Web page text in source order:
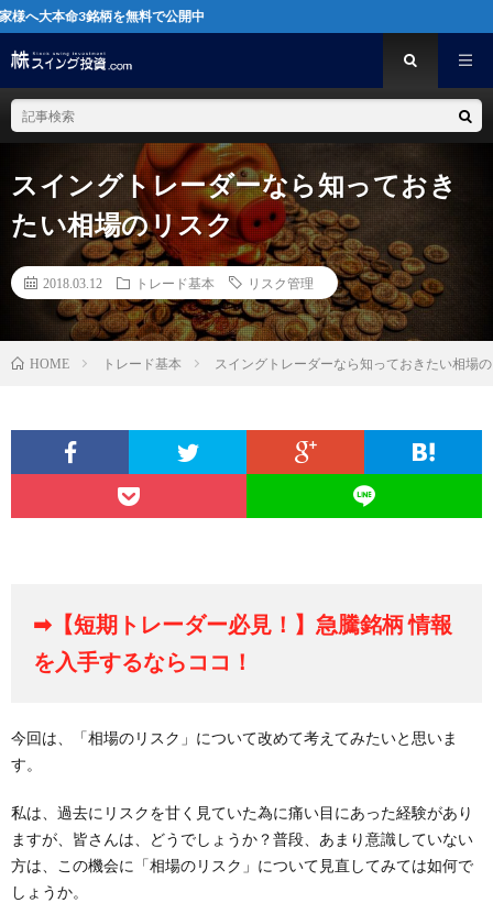
柄を無料で公開中
スイングトレーダーなら知っておき
たい相場のリスク
2018.03.12 トレード基本 リスク管理
HOME トレード基本 スイングトレーダーなら知っておきたい相場
➡【短期トレーダー必見！】急騰銘柄 情報
を入手するならココ！
今回は、「相場のリスク」について改めて考えてみたいと思いま
す。
私は、過去にリスクを甘く見ていた為に痛い目にあった経験があり
ますが、皆さんは、どうでしょうか？普段、あまり意識していない
方は、この機会に「相場のリスク」について見直してみては如何で
しょうか。